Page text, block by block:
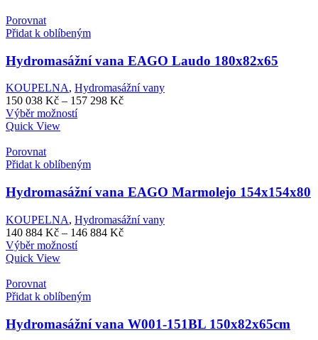
Porovnat
Přidat k oblíbeným
Hydromasážní vana EAGO Laudo 180x82x65
KOUPELNA, Hydromasážní vany
150 038 Kč – 157 298 KčRozpětí
Výběr možnostíTento
variant.
lze
vybrat
na
stránce
produktu
Quick View
Porovnat
Přidat k oblíbeným
Hydromasážní vana EAGO Marmolejo 154x154x80
KOUPELNA, Hydromasážní vany
140 884 Kč – 146 884 KčRozpětí
Výběr možnostíTento
variant.
lze
vybrat
Quick View
Porovnat
Přidat k oblíbeným
Hydromasážní vana W001-151BL 150x82x65cm